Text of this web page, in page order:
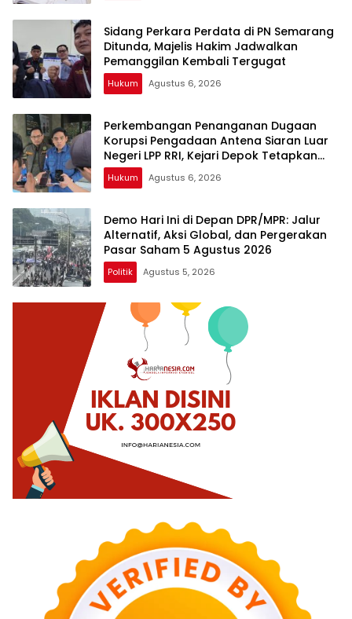
Sidang Perkara Perdata di PN Semarang
Ditunda, Majelis Hakim Jadwalkan
Pemanggilan Kembali Tergugat
Hukum Agustus 6, 2026
Perkembangan Penanganan Dugaan
Korupsi Pengadaan Antena Siaran Luar
Negeri LPP RRI, Kejari Depok Tetapkan
Satu Tersangka Baru
Hukum Agustus 6, 2026
Demo Hari Ini di Depan DPR/MPR: Jalur
Alternatif, Aksi Global, dan Pergerakan
Pasar Saham 5 Agustus 2026
Politik Agustus 5, 2026